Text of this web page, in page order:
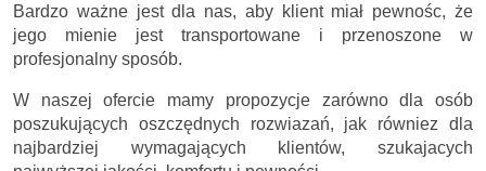
Bardzo ważne jest dla nas, aby klient miał pewnośc, że
jego mienie jest transportowane i przenoszone w
profesjonalny sposób.
W naszej ofercie mamy propozycje zarówno dla osób
poszukujących oszczędnych rozwiazań, jak równiez dla
najbardziej wymagających klientów, szukajacych